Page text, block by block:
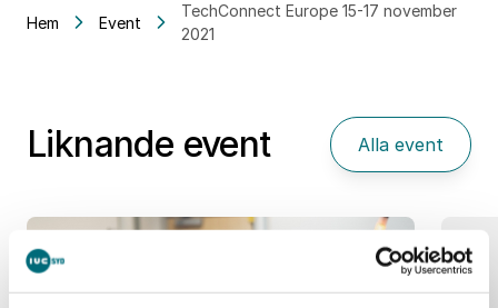
Hem Event
TechConnect Europe 15-17 november
2021
Liknande event Alla event
25